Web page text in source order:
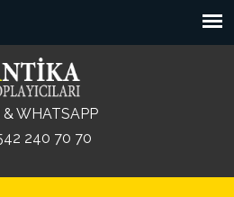
& WHATSAPP
240 70 70